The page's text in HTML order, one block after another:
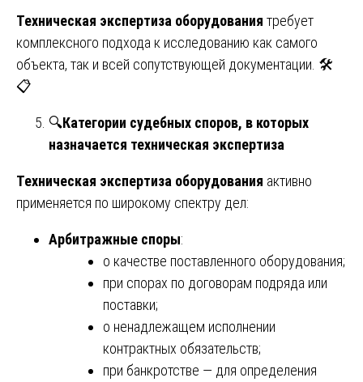
Техническая экспертиза оборудования требует
комплексного подхода к исследованию как самого
объекта, так и всей сопутствующей документации. 🛠️
📋
🔍Категории судебных споров, в которых
назначается техническая экспертиза
Техническая экспертиза оборудования активно
применяется по широкому спектру дел:
Арбитражные споры:
о качестве поставленного оборудования;
при спорах по договорам подряда или
поставки;
о ненадлежащем исполнении
контрактных обязательств;
при банкротстве — для определения